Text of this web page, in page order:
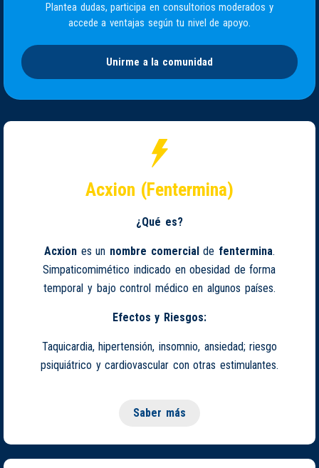
Plantea dudas, participa en consultorios moderados y
accede a ventajas según tu nivel de apoyo.
Unirme a la comunidad
Acxion (Fentermina)
¿Qué es?
Acxion es un nombre comercialde fentermina.
Simpaticomimético indicado en obesidad de forma
temporal y bajo control médico en algunos países.
Efectos y Riesgos:
Taquicardia, hipertensión, insomnio, ansiedad; riesgo
psiquiátrico y cardiovascular con otras estimulantes.
Saber más